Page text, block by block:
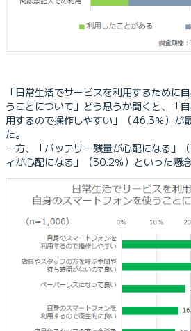
「日常生活でサービスを利用するために
うことについて」どう思うか聞くと、「
用するので操作しやすい」（46.3％）が
た。
一方、「バッテリー残量が心配になる」
ィが心配になる」（30.2％）といった懸